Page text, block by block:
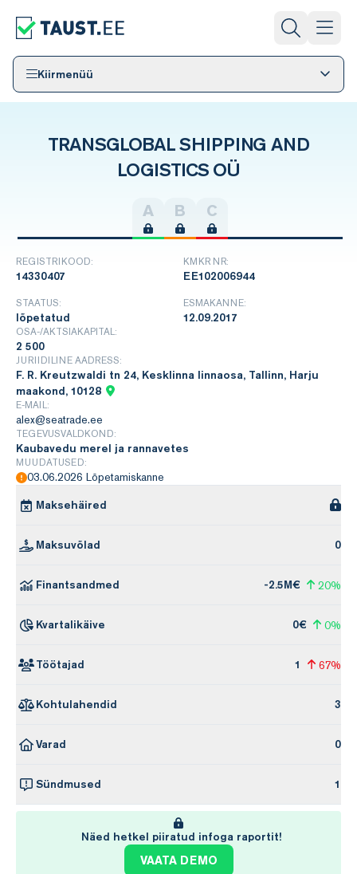
Kiirmenüü
TRANSGLOBAL SHIPPING AND
LOGISTICS OÜ
A B C
REGISTRIKOOD:
14330407
KMKR NR:
EE102006944
STAATUS:
lõpetatud
ESMAKANNE:
12.09.2017
OSA-/AKTSIAKAPITAL:
2 500
JURIIDILINE AADRESS:
F. R. Kreutzwaldi tn 24, Kesklinna linnaosa, Tallinn, Harju
maakond, 10128
E-MAIL:
alex@seatrade.ee
TEGEVUSVALDKOND:
Kaubavedu merel ja rannavetes
MUUDATUSED:
03.06.2026 Lõpetamiskanne
Maksehäired
Maksuvõlad 0
Finantsandmed -2.5M€ 20%
Kvartalikäive 0€ 0%
Töötajad 1 67%
Kohtulahendid 3
Varad 0
Sündmused 1
Näed hetkel piiratud infoga raportit!
VAATA DEMO